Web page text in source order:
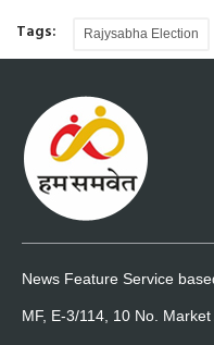
Tags: Rajysabha Election
News Feature Service
MF, E-3/114, 10 No.